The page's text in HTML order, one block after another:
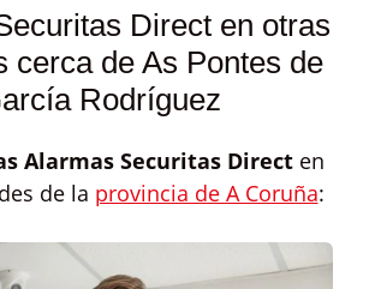
Direct en otras
cerca de As Pontes de
Rodríguez
Alarmas Securitas Direct en
de la provincia de A Coruña: